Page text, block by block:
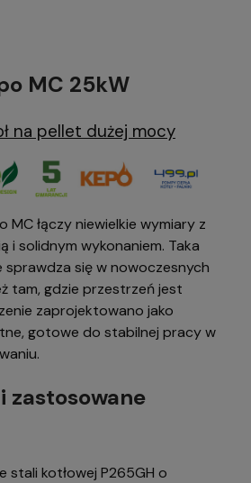
MC 25kW
na pellet dużej mocy
MC łączy niewielkie wymiary z
i solidnym wykonaniem. Taka
się w nowoczesnych
tam, gdzie przestrzeń jest
zaprojektowano jako
gotowe do stabilnej pracy w
zastosowane
stali kotłowej P265GH o